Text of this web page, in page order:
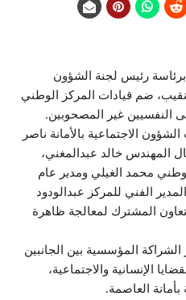
برئاسة رئيس لجنة الشؤون
ضم قيادات المركز الوطني
النفسيين غير المصحوبين.
الاجتماعية بالأمانة ناصر
المهندس خالد عبدالمغني،
محمد الغيلي ومدير عام
الفني للمركز عبدالودود
المشترك لمعالجة ظاهرة
الشراكة المؤسسية بين الجانبين
الإنسانية والاجتماعية،
بأمانة العاصمة.